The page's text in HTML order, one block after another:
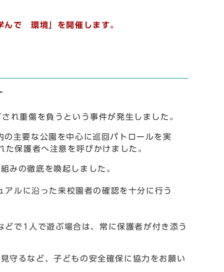
で 環境」を開催します。
重傷を負うという事件が発生しました。
主要な公園を中心に巡回パトロールを実
保護者へ注意を呼びかけました。
みの徹底を喚起しました。
ルに沿った来校園者の確認を十分に行う
で1人で遊ぶ場合は、常に保護者が付き添う
るなど、子どもの安全確保に協力をお願い